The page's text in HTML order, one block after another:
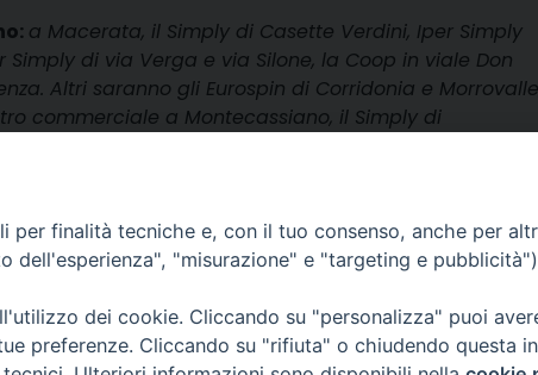
a Macerata, il Simply di Casette Verdini, Iper Simply
di via Verga e via Silone, la Coop in viale Don
Altri saranno gli Eurospin di Corridonia e
commerciale a Montecassiano, il Simply di
di Macerata: N. 2329/17 del 26/05/2017
Tiziana Tiberi
Piero Chinellato
per finalità tecniche e, con il tuo consenso, anche per
dell'esperienza", "misurazione" e "targeting e
dei cookie. Cliccando su "personalizza" puoi
preferenze. Cliccando su "rifiuta" o chiudendo questa